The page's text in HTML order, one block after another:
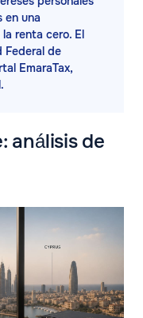
en una
renta cero. El
de
EmaraTax,
análisis de